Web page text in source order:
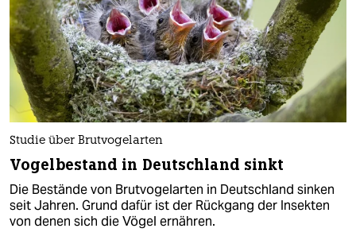
Studie über Brutvogelarten
Vogelbestand in Deutschland sinkt
Die Bestände von Brutvogelarten in Deutschland sinken
seit Jahren. Grund dafür ist der Rückgang der Insekten
von denen sich die Vögel ernähren.